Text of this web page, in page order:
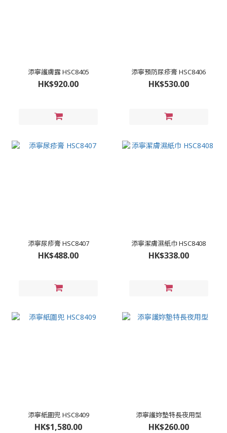
添寧護膚露 HSC8405
HK$920.00
添寧預防尿疹膏 HSC8406
HK$530.00
添寧尿疹膏 HSC8407
HK$488.00
添寧潔膚濕紙巾 HSC8408
HK$338.00
添寧紙圍兜 HSC8409
HK$1,580.00
添寧護妳墊特長夜用型
HK$260.00